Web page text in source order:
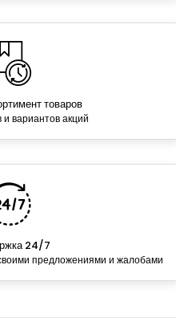
товаров
вариантов акций
24/7
предложениями и жалобами